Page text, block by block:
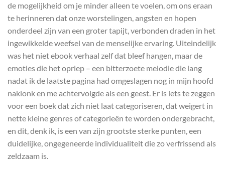
de mogelijkheid om je minder alleen te voelen, om ons eraan
te herinneren dat onze worstelingen, angsten en hopen
onderdeel zijn van een groter tapijt, verbonden draden in het
ingewikkelde weefsel van de menselijke ervaring. Uiteindelijk
was het niet ebook verhaal zelf dat bleef hangen, maar de
emoties die het opriep – een bitterzoete melodie die lang
nadat ik de laatste pagina had omgeslagen nog in mijn hoofd
naklonk en me achtervolgde als een geest. Er is iets te zeggen
voor een boek dat zich niet laat categoriseren, dat weigert in
nette kleine genres of categorieën te worden ondergebracht,
en dit, denk ik, is een van zijn grootste sterke punten, een
duidelijke, ongegeneerde individualiteit die zo verfrissend als
zeldzaam is.